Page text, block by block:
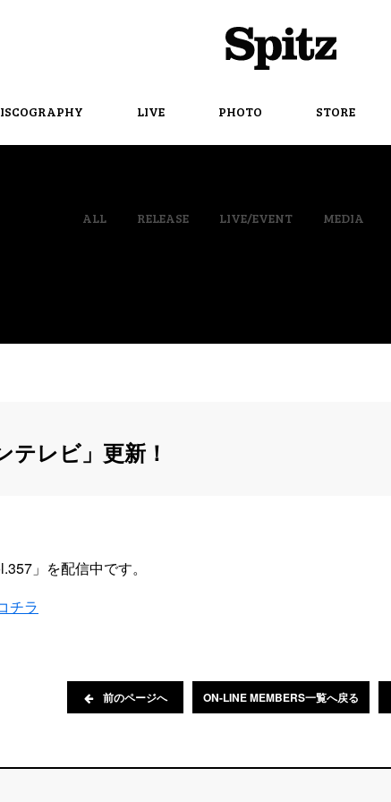
LIVE PHOTO STORE
ALL RELEASE LIVE/EVENT MEDIA
テレビ」更新！
」を配信中です。
チラ
前のページへ ON-LINE MEMBERS一覧へ戻る